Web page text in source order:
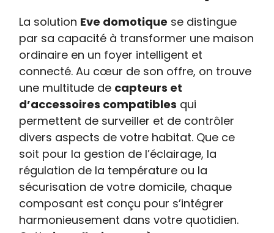
La solution Eve domotique se distingue
par sa capacité à transformer une maison
ordinaire en un foyer intelligent et
connecté. Au cœur de son offre, on trouve
une multitude de capteurs et
d’accessoires compatibles qui
permettent de surveiller et de contrôler
divers aspects de votre habitat. Que ce
soit pour la gestion de l’éclairage, la
régulation de la température ou la
sécurisation de votre domicile, chaque
composant est conçu pour s’intégrer
harmonieusement dans votre quotidien.